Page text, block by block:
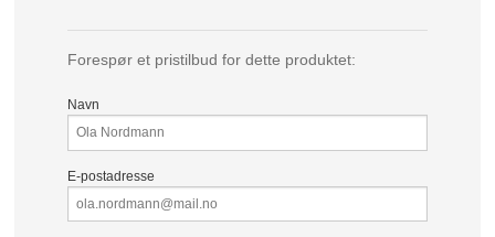
Forespør et pristilbud for dette produktet:
Navn
E-postadresse